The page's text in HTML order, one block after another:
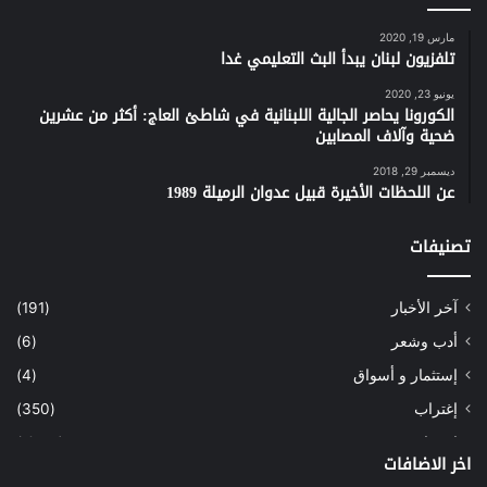
هذه الفكرة المحفوفة بعلامات استفهام كثيرة حول
تداعياتها المحتملة على الساحة اللبنانية، حتى الآن
ليسَ من الواضح بأن طريقها ستكون مُعبّدة. فثمة
من سيعتبرها تنازلاً في إطار المعادلة التي وضعها
الأميركيون "إما الجوع والانهيار، وإما التنازل عن
سلاح حزب الله، إلى جانب عدد من المطالب،
الأميركية"، وهي المعادلة التي لن تقبَل المقاومة
حسن نصرالله بقوله: "من يرِد أن يجوّعنا…
سنقتله".
وكتبت صحيفة "النهار" تقول: لم تكن طلائع الموجة
الجديدة من الاحتجاجات الشعبية أمس والتي توجت
مارس 19, 2020
تلفزيون لبنان يبدأ البث التعليمي غدا
يونيو 23, 2020
الكورونا يحاصر الجالية اللبنانية في شاطئ العاج: أكثر من عشرين
ضحية وآلاف المصابين
ديسمبر 29, 2018
عن اللحظات الأخيرة قبيل عدوان الرميلة 1989
تصنيفات
آخر الأخبار
(191)
أدب وشعر
(6)
إستثمار و أسواق
(4)
إغتراب
(350)
إقتصاد
(1٬041)
اخر الاضافات